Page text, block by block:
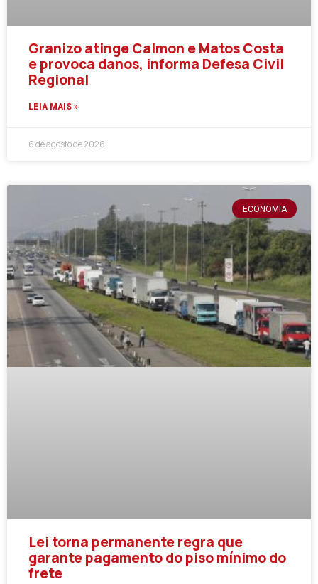
Granizo atinge Calmon e Matos Costa
e provoca danos, informa Defesa Civil
Regional
LEIA MAIS »
6 de agosto de 2026
ECONOMIA
Lei torna permanente regra que
garante pagamento do piso mínimo do
frete